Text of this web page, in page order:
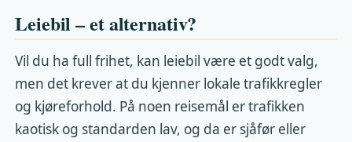
Leiebil – et alternativ?
Vil du ha full frihet, kan leiebil være et godt valg,
men det krever at du kjenner lokale trafikkregler
og kjøreforhold. På noen reisemål er trafikken
kaotisk og standarden lav, og da er sjåfør eller